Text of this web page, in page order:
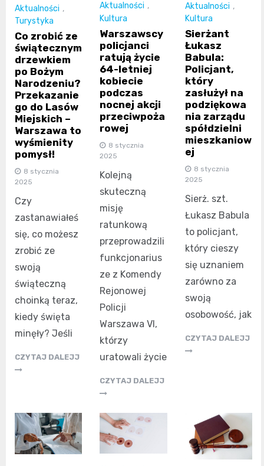
Aktualności ,
Turystyka
Co zrobić ze
świątecznym
drzewkiem
po Bożym
Narodzeniu?
Przekazanie
go do Lasów
Miejskich –
Warszawa to
wyśmienity
pomysł!
8 stycznia
2025
Czy
zastanawiałeś
się, co możesz
zrobić ze
swoją
świąteczną
choinką teraz,
kiedy święta
minęły? Jeśli
CZYTAJ DALEJJ
Aktualności ,
Kultura
Warszawscy
policjanci
ratują życie
64-letniej
kobiecie
podczas
nocnej akcji
przeciwpoża
rowej
8 stycznia
2025
Kolejną
skuteczną
misję
ratunkową
przeprowadzili
funkcjonarius
ze z Komendy
Rejonowej
Policji
Warszawa VI,
którzy
uratowali życie
CZYTAJ DALEJJ
Aktualności ,
Kultura
Sierżant
Łukasz
Babula:
Policjant,
który
zasłużył na
podziękowa
nia zarządu
spółdzielni
mieszkaniow
ej
8 stycznia
2025
Sierż. szt.
Łukasz Babula
to policjant,
który cieszy
się uznaniem
zarówno za
swoją
osobowość, jak
CZYTAJ DALEJJ